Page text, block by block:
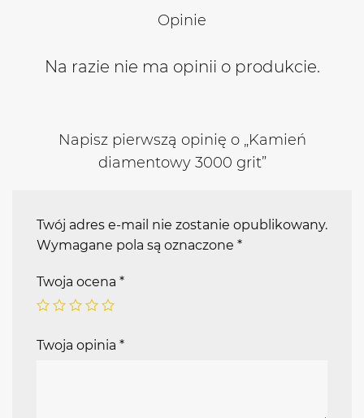
Opinie
Na razie nie ma opinii o produkcie.
Napisz pierwszą opinię o „Kamień
diamentowy 3000 grit”
Twój adres e-mail nie zostanie opublikowany.
Wymagane pola są oznaczone *
Twoja ocena *
Twoja opinia *